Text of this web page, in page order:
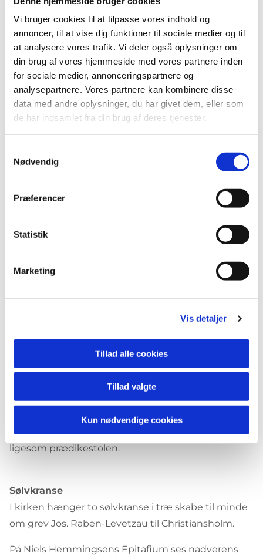
Vi bruger cookies til at tilpasse vores indhold og
annoncer, til at vise dig funktioner til sociale medier og til
at analysere vores trafik. Vi deler også oplysninger om
din brug af vores hjemmeside med vores partnere inden
for sociale medier, annonceringspartnere og
analysepartnere. Vores partnere kan kombinere disse
data med andre oplysninger, du har givet dem, eller som
de har indsamlet fra din brug af deres tjenester.
Nødvendig
Præferencer
Statistik
Marketing
Vis detaljer
Tillad alle cookies
Tillad valgte
Kun nødvendige cookies
indvielseskors, der som blomst genfindes i
korhvælvingens loft, er udført i ægte guldtråd, for at
spille sammen med stråleglansen i maleriet.
Prædikestol
Prædikestolen er i højrenæssancestil fra 1605 og er
udarbejdet på det Schrøderske Værksted, det
på Østsjælland. Hermerne forestiller tro, kærlighed
evangelistfigurer: Matthæus med englen, Markus
med løven, Lukas med tyren og Johannes med
Hovedgårdens ejer og deres hustruer i
Stoleværket
Stoleværket er fra 1897 og dermed fra den store
restaureringstid, men har gamle rester, der er
genbrug fra tidligere stolesæder fra 1600-tallets
begyndelse og stammer fra Schrøder-værkstedet –
ligesom prædikestolen.
Sølvkranse
I kirken hænger to sølvkranse i træ skabe til minde
om grev Jos. Raben-Levetzau til Christiansholm.
På Niels Hemmingsens Epitafium ses nadverens